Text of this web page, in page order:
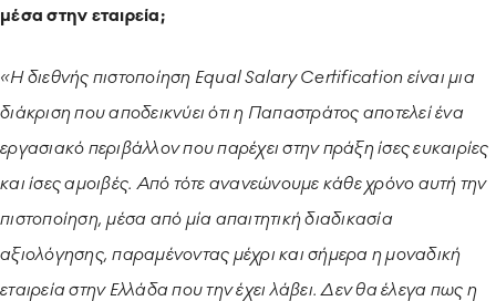
μέσα στην εταιρεία;
«Η διεθνής πιστοποίηση Equal Salary Certification είναι μια
διάκριση που αποδεικνύει ότι η Παπαστράτος αποτελεί ένα
εργασιακό περιβάλλον που παρέχει στην πράξη ίσες ευκαιρίες
και ίσες αμοιβές. Από τότε ανανεώνουμε κάθε χρόνο αυτή την
πιστοποίηση, μέσα από μία απαιτητική διαδικασία
αξιολόγησης, παραμένοντας μέχρι και σήμερα η μοναδική
εταιρεία στην Ελλάδα που την έχει λάβει. Δεν θα έλεγα πως η